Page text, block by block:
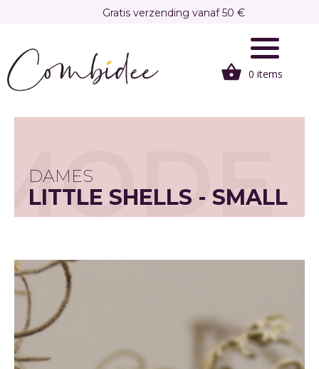
inhoud
gaan
Gratis verzending vanaf 50 €
0 items
DAMES
LITTLE SHELLS - SMALL